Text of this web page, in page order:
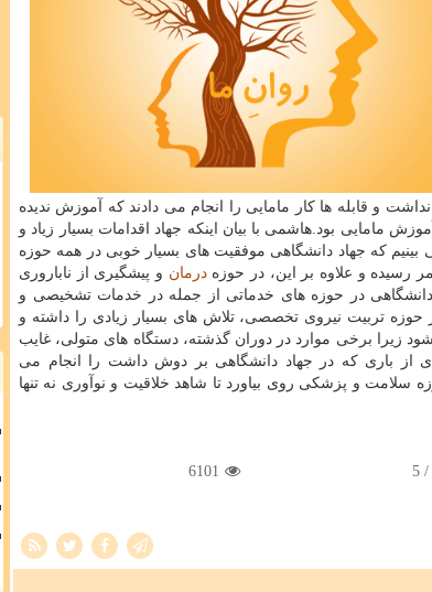
و قابله ها كار مامایی را انجام می دادند كه آموزش ندیده
مامایی بود.هاشمی با بیان اینكه جهاد اقدامات بسیار زیاد و
كه جهاد دانشگاهی موفقیت های بسیار خوبی در همه حوزه
رسیده و علاوه بر این، در حوزهدرمان و پیشگیری از ناباروری
دانشگاهی در حوزه های خدماتی از جمله در خدمات تشخیصی و
تربیت نیروی تخصصی، تلاش های بسیار زیادی را داشته و
زیرا برخی موارد در دوران گذشته، دستگاه های متولی، غایب
از باری كه در جهاد دانشگاهی بر دوش داشت را انجام می
سلامت و پزشكی روی بیاورد تا شاهد خلاقیت و نوآوری نه تنها
/ 5
6101